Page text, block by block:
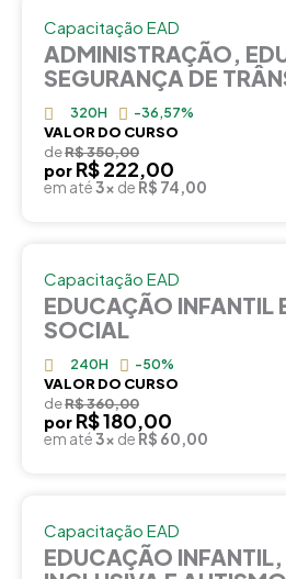
Capacitação EAD
ADMINISTRAÇÃO,
SEGURANÇA DE
320H -36,57%
VALOR DO CURSO
deR$ 350,00
por R$ 222,00
em até3x de R$ 74,00
Capacitação EAD
EDUCAÇÃO INFANTIL
SOCIAL
240H -50%
VALOR DO CURSO
deR$ 360,00
por R$ 180,00
em até3x de R$ 60,00
Capacitação EAD
EDUCAÇÃO